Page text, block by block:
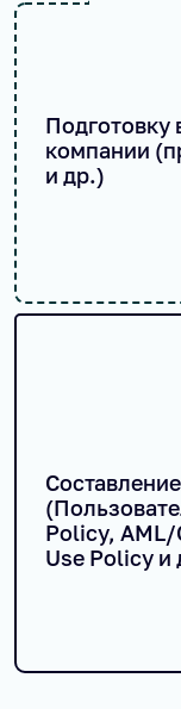
Подготовку
компании
и др.)
Policy, AML/
Use Policy и